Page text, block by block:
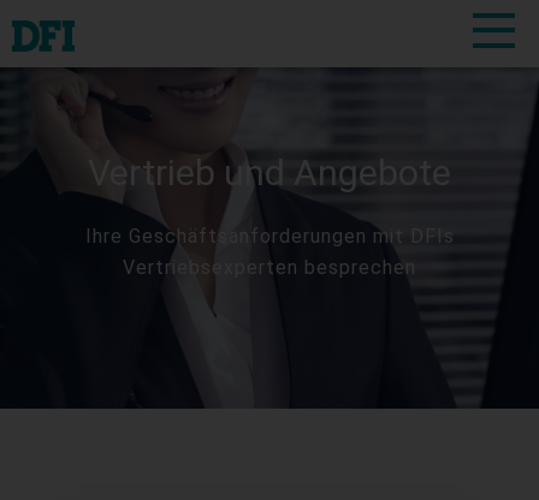
Vertrieb und Angebote
Ihre Geschäftsanforderungen mit DFIs
Vertriebsexperten besprechen